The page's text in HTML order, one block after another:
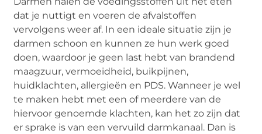
dat je nuttigt en voeren de afvalstoffen
vervolgens weer af. In een ideale situatie zijn je
darmen schoon en kunnen ze hun werk goed
doen, waardoor je geen last hebt van brandend
maagzuur, vermoeidheid, buikpijnen,
huidklachten, allergieën en PDS. Wanneer je wel
te maken hebt met een of meerdere van de
hiervoor genoemde klachten, kan het zo zijn dat
er sprake is van een vervuild darmkanaal. Dan is